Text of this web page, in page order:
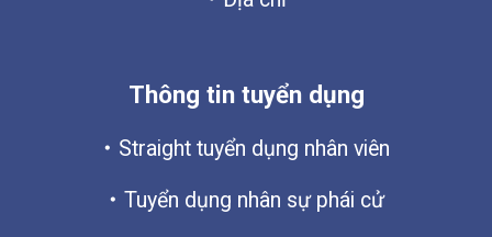
Thông tin tuyển dụng
Straight tuyển dụng nhân viên
Tuyển dụng nhân sự phái cử